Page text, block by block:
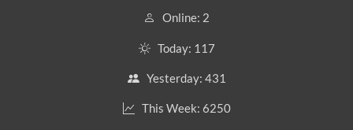
Online: 2
Today: 117
Yesterday: 431
This Week: 6250